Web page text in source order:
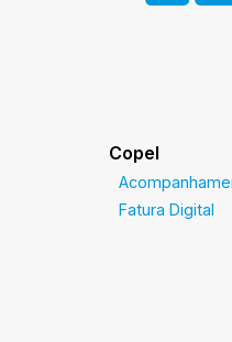
Copel
Fatura Digital